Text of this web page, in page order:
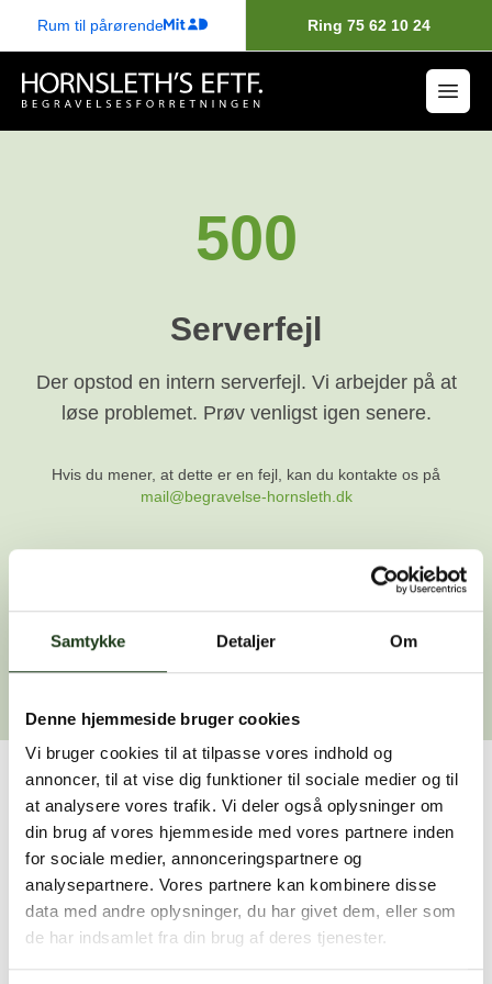
Samtykke Detaljer Om
Denne hjemmeside bruger cookies
Vi bruger cookies til at tilpasse vores indhold og
annoncer, til at vise dig funktioner til sociale medier og til
at analysere vores trafik. Vi deler også oplysninger om
din brug af vores hjemmeside med vores partnere inden
for sociale medier, annonceringspartnere og
analysepartnere. Vores partnere kan kombinere disse
data med andre oplysninger, du har givet dem, eller som
de har indsamlet fra din brug af deres tjenester.
Rum til pårørende Ring 75 62 10 24
500
Serverfejl
Der opstod en intern serverfejl. Vi arbejder på at
løse problemet. Prøv venligst igen senere.
Hvis du mener, at dette er en fejl, kan du kontakte os på
mail@begravelse-hornsleth.dk
Gå tilbage
Har du brug for hjælp?
Vi er her for at hjælpe dig. Du er velkommen til at kontakte
os, hvis du har spørgsmål eller brug for assistance.
59 45 10 14
Find nærmeste afdeling